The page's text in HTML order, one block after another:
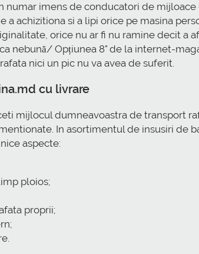
imens de conducatori de mijloace
achizitiona si a lipi orice pe masina
orice nu ar fi nu ramine decit a
nebună/ Opțiunea 8" de la internet-
nici un pic nu va avea de suferit.
cu livrare
mijlocul dumneavoastra de transport
In asortimentul de insusiri de
aspecte:
ploios;
proprii;